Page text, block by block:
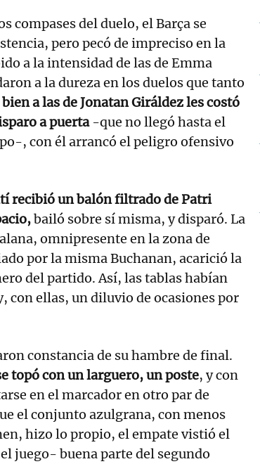
compases del duelo, el Barça se
pero pecó de impreciso en la
a la intensidad de las de Emma
a la dureza en los duelos que tanto
bien a las de Jonatan Giráldez les costó
a puerta-que no llegó hasta el
, con él arrancó el peligro ofensivo
recibió un balón filtrado de Patri
bailó sobre sí misma, y disparó. La
omnipresente en la zona de
por la misma Buchanan, acarició la
del partido. Así, las tablas habían
con ellas, un diluvio de ocasiones por
constancia de su hambre de final.
topó con un larguero, un poste, y con
en el marcador en otro par de
el conjunto azulgrana, con menos
hizo lo propio, el empate vistió el
juego- buena parte del segundo